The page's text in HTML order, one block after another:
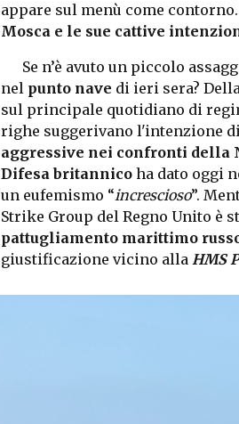
appare sul menù come
Mosca e le sue cattive
Se n’è avuto un piccolo
nelpunto nave di ieri sera?
sul principale quotidiano di
righe suggerivano l'intenzione
aggressive nei confronti della
Difesa britannicoha dato oggi
un eufemismo “increscioso”.
Strike Group del Regno Unito è
pattugliamento marittimo
giustificazione vicino alla HMS